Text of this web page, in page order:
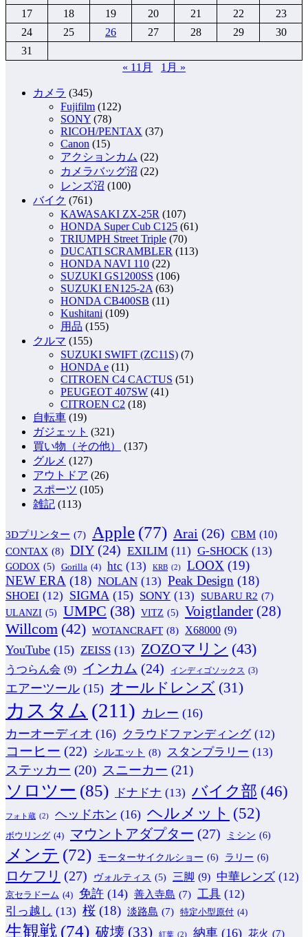
17
18 19 20 21 22
23
24
25 26 27 28 29
30
31
« 11月
1月 »
カメラ (345)
Fujifilm (122)
SONY (78)
RICOH/PENTAX (37)
Canon (15)
アクションカム (22)
カメラバッグ沼 (22)
レンズ沼 (100)
バイク (761)
KAWASAKI ZX-25R (107)
HONDA Super Cub C125 (61)
TRIUMPH Street Triple (70)
DUCATI SCRAMBLER (113)
HONDA NAVI 110 (22)
SUZUKI GS1200SS (106)
SUZUKI EN125-2A (63)
HONDA CB400SB (11)
Kushitani (109)
用品 (155)
クルマ (155)
SUZUKI SWIFT (ZC11S) (7)
HONDA e (11)
CITROEN C4 CACTUS (51)
PEUGEOT 407SW (41)
CITROEN C2 (18)
自転車 (19)
ガジェット (321)
買い物（その他）
(137)
グルメ (127)
アウトドア (26)
スポーツ (105)
雑記 (113)
3Dプリンター (7) Apple (77) Arai (26) CBM (10)
CONTAX (8) DIY (24) EXILIM (11) G-SHOCK (13)
GODOX (5) Gorilla (4) htc (13) KRB (2) LOOX (19)
NEW ERA (18) NOLAN (13) Peak Design (18)
SHOEI (12) SIGMA (15) SONY (13) SUBARU R2 (7)
ULANZI (5) UMPC (38) VITZ (5) Voigtlander (28)
Willcom (42) WOTANCRAFT (8) X68000 (9)
YouTube (15) ZEISS (13) ZOZOマリン (43)
うつらん会 (9) インカム (24) インディゴソックス (3)
エアーツール (15) オールドレンズ (31)
カスタム (211) カレー (16)
カーオーディオ (16) クラウドファンディング (12)
コーヒー (22) シルエット (8) スタンプラリー (13)
ステッカー (20) スニーカー (21)
ソロツー (85) ドナドナ (13) バイク部 (46)
フォト蔵 (2) ヘッドホン (16) ヘルメット (52)
ボウリング (4) マウントアダプター (27) ミシン (6)
メンテ (72) モーターサイクルショー (6) ラリー (6)
ロケフリ (27) ヴォルティス (5) 三脚 (9) 中華レンズ (12)
京セラドーム (4) 免許 (14) 善入寺島 (7) 工具 (12)
引っ越し (13) 桜 (18) 淡路島 (7) 特定小型原付 (4)
生観戦 (74) 破壊 (33) 紅葉 (2) 納車 (16) 花火 (7)